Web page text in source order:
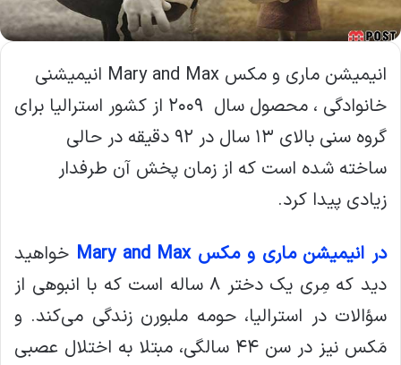
انیمیشن ماری و مکس Mary and Max انیمیشنی
خانوادگی ، محصول سال ۲۰۰۹ از کشور استرالیا برای
گروه سنی بالای ۱۳ سال در ۹۲ دقیقه در حالی
ساخته شده است که از زمان پخش آن طرفدار
زیادی پیدا کرد.
در انیمیشن ماری و مکس Mary and Max
خواهید
دید که مِری یک دختر ۸ ساله است که با انبوهی از
سؤالات در استرالیا، حومه ملبورن زندگی می‌کند. و
مَکس نیز در سن ۴۴ سالگی، مبتلا به اختلال عصبی